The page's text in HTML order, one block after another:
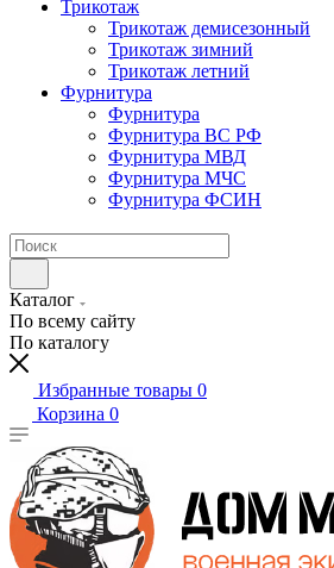
Трикотаж
Трикотаж демисезонный
Трикотаж зимний
Трикотаж летний
Фурнитура
Фурнитура
Фурнитура ВС РФ
Фурнитура МВД
Фурнитура МЧС
Фурнитура ФСИН
Каталог
По всему сайту
По каталогу
Избранные товары 0
Корзина 0